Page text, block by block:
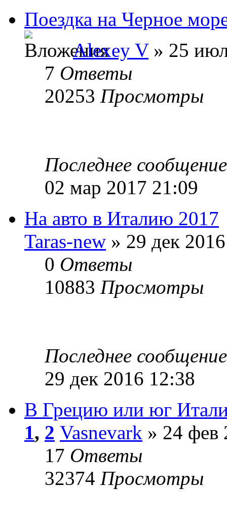
Поездка на Черное
Alexey V» 25
7 Ответы
20253 Просмотры
Последнее
02 мар 2017 21:09
На авто в Италию 2017
Taras-new » 29 дек
0 Ответы
10883 Просмотры
Последнее
29 дек 2016 12:38
В Грецию или юг
1, 2 Vasnevark » 24 фев
17 Ответы
32374 Просмотры